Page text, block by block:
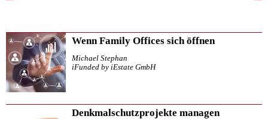
Wenn Family Offices sich öffnen
Michael Stephan
iFunded by iEstate GmbH
Denkmalschutzprojekte managen